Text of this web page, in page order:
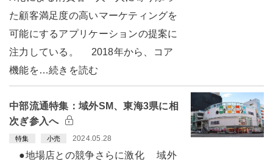
た顧客満足度の高いマーケティングを
可能にするアプリケーションの提案に
注力している。 2018年から、コア
機能を…続きを読む
中部流通特集：域外SM、東海3県に相
次ぎ参入へ
特集 小売 2024.05.28
●地場店との競争さらに激化 域外